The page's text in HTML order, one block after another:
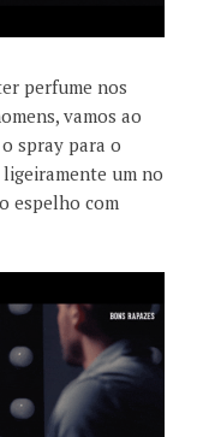
perfume nos
vamos ao
spray para o
um no
espelho com